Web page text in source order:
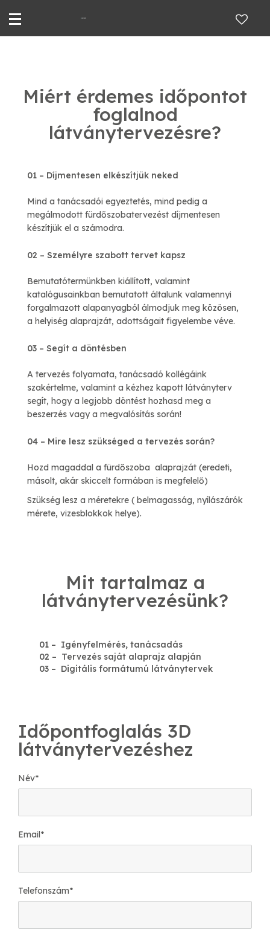
Miért érdemes időpontot
foglalnod
látványtervezésre?
01 – Díjmentesen elkészítjük neked
Mind a tanácsadói egyeztetés, mind pedig a
megálmodott fürdőszobatervezést díjmentesen
készítjük el a számodra.
02 – Személyre szabott tervet kapsz
Bemutatótermünkben kiállított, valamint
katalógusainkban bemutatott általunk valamennyi
forgalmazott alapanyagból álmodjuk meg közösen,
a helyiség alaprajzát, adottságait figyelembe véve.
03 – Segít a döntésben
A tervezés folyamata, tanácsadó kollégáink
szakértelme, valamint a kézhez kapott látványterv
segít, hogy a legjobb döntést hozhasd meg a
beszerzés vagy a megvalósítás során!
04 – Mire lesz szükséged a tervezés során?
Hozd magaddal a fürdőszoba alaprajzát (eredeti,
másolt, akár skiccelt formában is megfelelő)
Szükség lesz a méretekre ( belmagasság, nyílászárók
mérete, vizesblokkok helye).
Mit tartalmaz a
látványtervezésünk?
01 – Igényfelmérés, tanácsadás
02 – Tervezés saját alaprajz alapján
03 – Digitális formátumú látványtervek
Időpontfoglalás 3D
látványtervezéshez
Név*
Email*
Telefonszám*